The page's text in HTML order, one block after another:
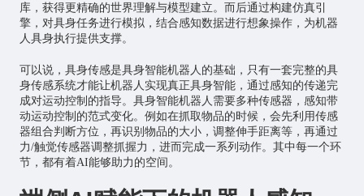
库，获得更精确的世界理解与模型建立。而后通过构建仿真引
擎，对具身任务进行模拟，结合感知数据进行想象操作，为机器
人具身执行提供支撑。
可以说，具身传感是具身智能机器人的基础，只有一套完整的具
身传感系统才能让机器人实现真正具身智能，通过感知的传递完
成对运动控制的指导。具身智能机器人需要多种传感器，感知带
动运动控制的范式变化。例如在抓取物品的时候，会先利用传感
器组合判断方位，再识别物品的大小，调整伸手距离等，再通过
力/触觉传感器调整抓握力，进而完成一系列动作。其中每一个环
节，都有着AI能够助力的空间。